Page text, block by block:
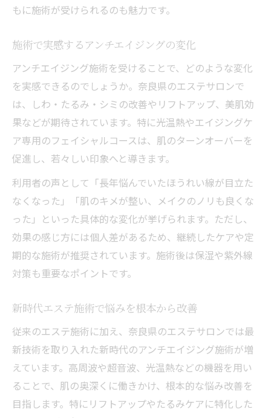
もに施術が受けられるのも魅力です。
施術で実感するアンチエイジングの変化
アンチエイジング施術を受けることで、どのような変化
を実感できるのでしょうか。奈良県のエステサロンで
は、しわ・たるみ・シミの改善やリフトアップ、美肌効
果などが期待されています。特に光温熱やエイジングケ
ア専用のフェイシャルコースは、肌のターンオーバーを
促進し、若々しい印象へと導きます。
利用者の声として「長年悩んでいたほうれい線が目立た
なくなった」「肌のキメが整い、メイクのノリも良くな
った」といった具体的な変化が挙げられます。ただし、
効果の感じ方には個人差があるため、継続したケアや定
期的な施術が推奨されています。施術後は保湿や紫外線
対策も重要なポイントです。
新時代エステ施術で悩みを根本から改善
従来のエステ施術に加え、奈良県のエステサロンでは最
新技術を取り入れた新時代のアンチエイジング施術が増
えています。高周波や超音波、光温熱などの機器を用い
ることで、肌の奥深くに働きかけ、根本的な悩み改善を
目指します。特にリフトアップやたるみケアに特化した